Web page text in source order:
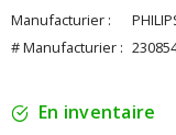
Manufacturier :
# Manufacturier :
En inventaire